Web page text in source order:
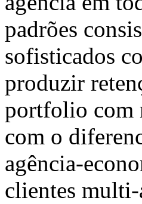
padrões
sofisticados
produzir
portfolio com
com o
agência-
clientes multi-